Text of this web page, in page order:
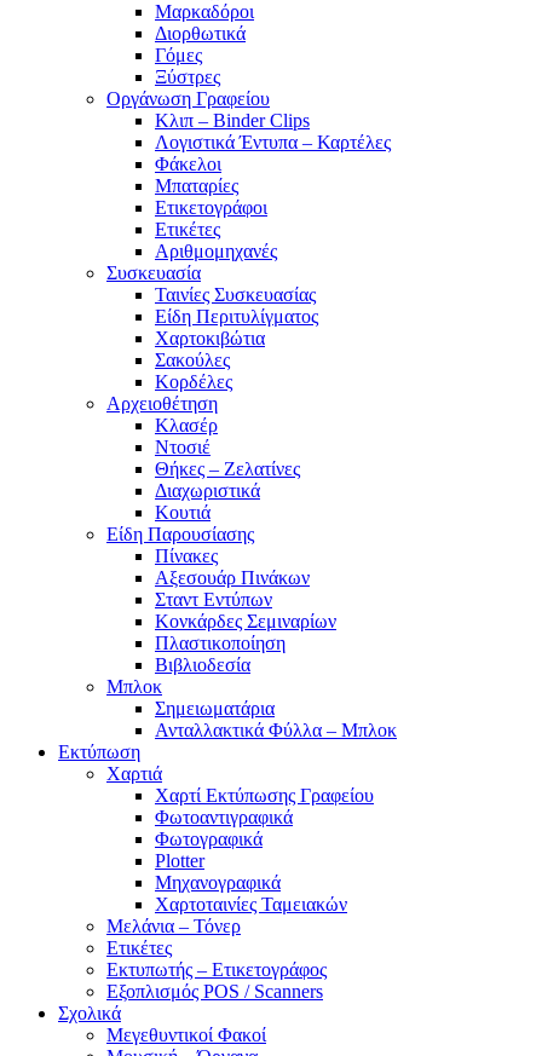
Μαρκαδόροι
Διορθωτικά
Γόμες
Ξύστρες
Οργάνωση Γραφείου
Κλιπ – Binder Clips
Λογιστικά Έντυπα – Καρτέλες
Φάκελοι
Μπαταρίες
Ετικετογράφοι
Ετικέτες
Αριθμομηχανές
Συσκευασία
Ταινίες Συσκευασίας
Είδη Περιτυλίγματος
Χαρτοκιβώτια
Σακούλες
Κορδέλες
Αρχειοθέτηση
Κλασέρ
Ντοσιέ
Θήκες – Ζελατίνες
Διαχωριστικά
Κουτιά
Είδη Παρουσίασης
Πίνακες
Αξεσουάρ Πινάκων
Σταντ Εντύπων
Κονκάρδες Σεμιναρίων
Πλαστικοποίηση
Βιβλιοδεσία
Μπλοκ
Σημειωματάρια
Ανταλλακτικά Φύλλα – Μπλοκ
Εκτύπωση
Χαρτιά
Χαρτί Εκτύπωσης Γραφείου
Φωτοαντιγραφικά
Φωτογραφικά
Plotter
Μηχανογραφικά
Χαρτοταινίες Ταμειακών
Μελάνια – Τόνερ
Ετικέτες
Εκτυπωτής – Ετικετογράφος
Εξοπλισμός POS / Scanners
Σχολικά
Μεγεθυντικοί Φακοί